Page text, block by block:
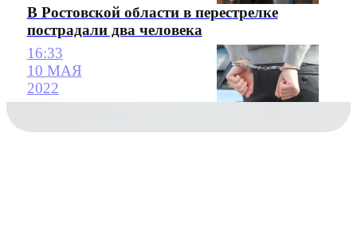
В Ростовской области в перестрелке
пострадали два человека
16:33
10 МАЯ
2022